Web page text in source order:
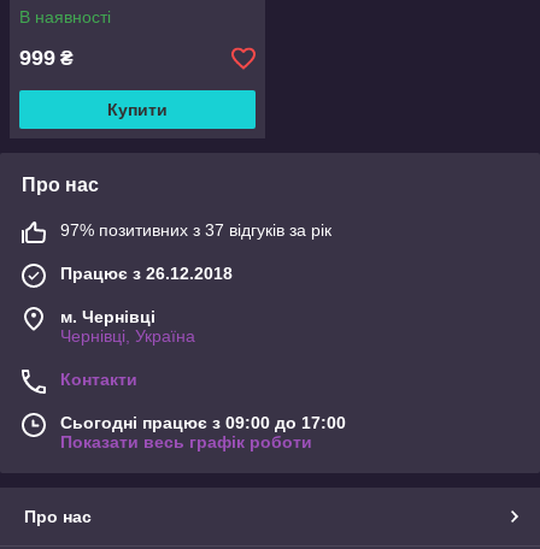
В наявності
999 ₴
Купити
Про нас
97% позитивних з 37 відгуків за рік
Працює з 26.12.2018
м. Чернівці
Чернівці, Україна
Контакти
Сьогодні працює з 09:00 до 17:00
Показати весь графік роботи
Про нас